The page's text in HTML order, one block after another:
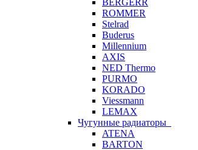
BERGERR
ROMMER
Stelrad
Buderus
Millennium
AXIS
NED Thermo
PURMO
KORADO
Viessmann
LEMAX
Чугунные радиаторы
ATENA
BARTON